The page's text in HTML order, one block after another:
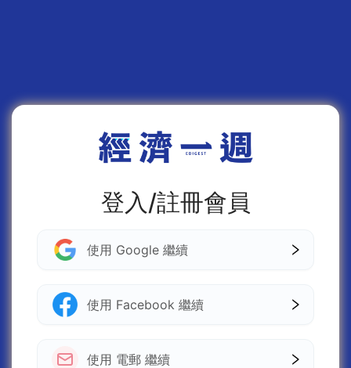
登入/註冊會員
使用 Google 繼續
使用 Facebook 繼續
使用 電郵 繼續